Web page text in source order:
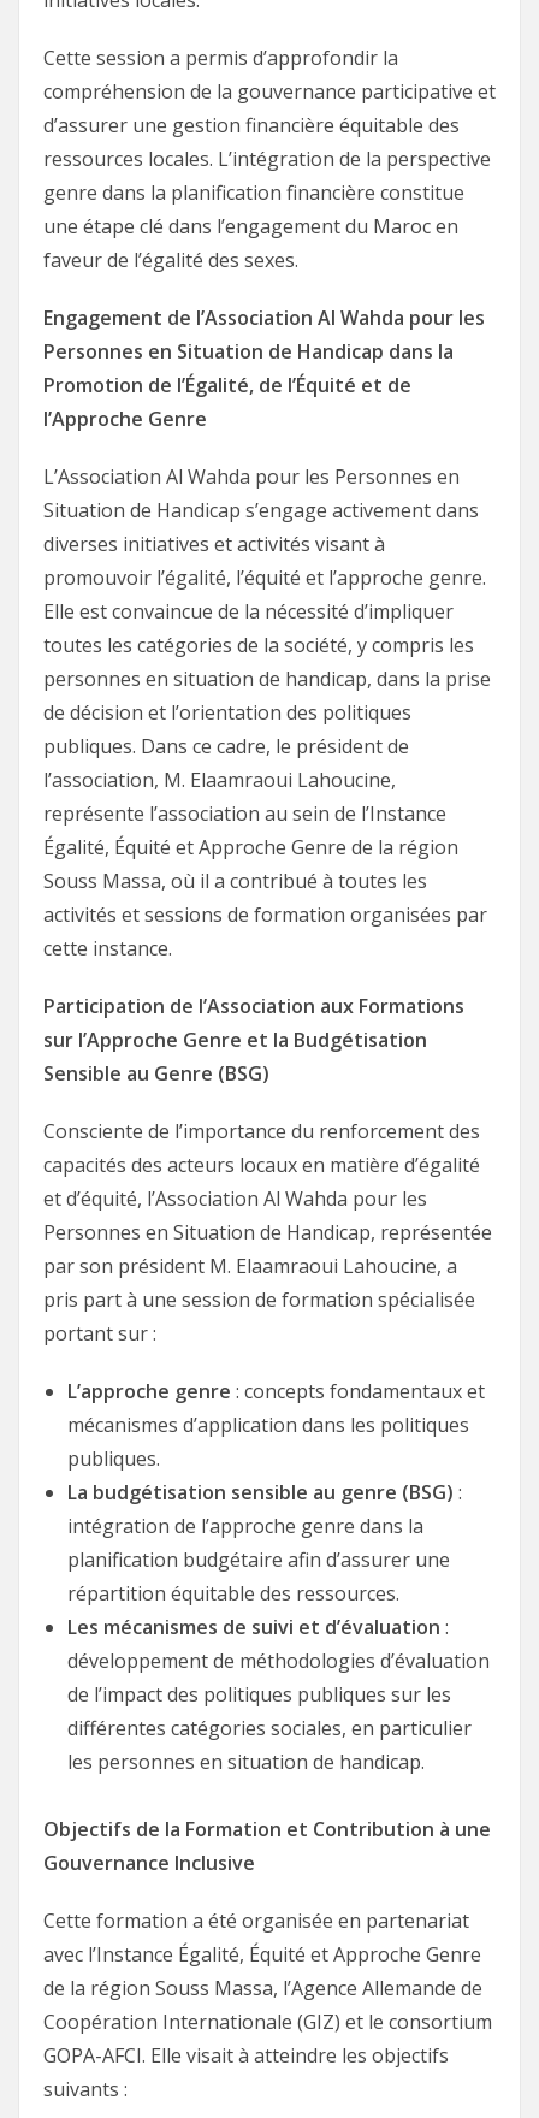
Cette session a permis d’approfondir la
compréhension de la gouvernance participative et
d’assurer une gestion financière équitable des
ressources locales. L’intégration de la perspective
genre dans la planification financière constitue
une étape clé dans l’engagement du Maroc en
faveur de l’égalité des sexes.
Engagement de l’Association Al Wahda pour les
Personnes en Situation de Handicap dans la
Promotion de l’Égalité, de l’Équité et de
l’Approche Genre
L’Association Al Wahda pour les Personnes en
Situation de Handicap s’engage activement dans
diverses initiatives et activités visant à
promouvoir l’égalité, l’équité et l’approche genre.
Elle est convaincue de la nécessité d’impliquer
toutes les catégories de la société, y compris les
personnes en situation de handicap, dans la prise
de décision et l’orientation des politiques
publiques. Dans ce cadre, le président de
l’association, M. Elaamraoui Lahoucine,
représente l’association au sein de l’Instance
Égalité, Équité et Approche Genre de la région
Souss Massa, où il a contribué à toutes les
activités et sessions de formation organisées par
cette instance.
Participation de l’Association aux Formations
sur l’Approche Genre et la Budgétisation
Sensible au Genre (BSG)
Consciente de l’importance du renforcement des
capacités des acteurs locaux en matière d’égalité
et d’équité, l’Association Al Wahda pour les
Personnes en Situation de Handicap, représentée
par son président M. Elaamraoui Lahoucine, a
pris part à une session de formation spécialisée
portant sur :
L’approche genre : concepts fondamentaux et
mécanismes d’application dans les politiques
publiques.
La budgétisation sensible au genre (BSG) :
intégration de l’approche genre dans la
planification budgétaire afin d’assurer une
répartition équitable des ressources.
Les mécanismes de suivi et d’évaluation :
développement de méthodologies d’évaluation
de l’impact des politiques publiques sur les
différentes catégories sociales, en particulier
les personnes en situation de handicap.
Objectifs de la Formation et Contribution à une
Gouvernance Inclusive
Cette formation a été organisée en partenariat
avec l’Instance Égalité, Équité et Approche Genre
de la région Souss Massa, l’Agence Allemande de
Coopération Internationale (GIZ) et le consortium
GOPA-AFCI. Elle visait à atteindre les objectifs
suivants :